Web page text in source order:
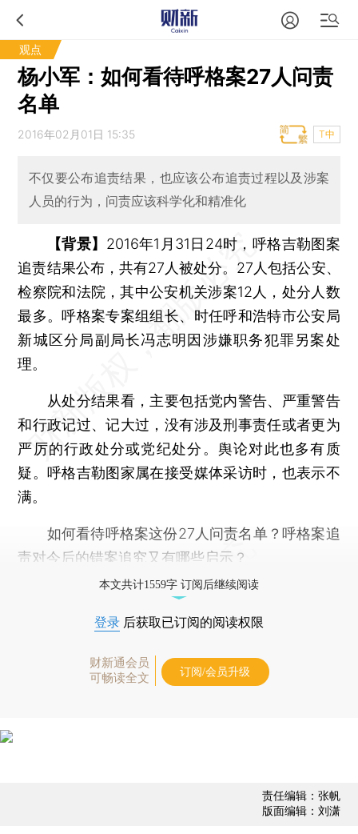
观点
杨小军：如何看待呼格案27人问责
名单
2016年02月01日 15:35 T中
不仅要公布追责结果，也应该公布追责过程以及涉案
人员的行为，问责应该科学化和精准化
【背景】 2016年1月31日24时，呼格吉勒图案
追责结果公布，共有27人被处分。27人包括公安、
检察院和法院，其中公安机关涉案12人，处分人数
最多。呼格案专案组组长、时任呼和浩特市公安局
新城区分局副局长冯志明因涉嫌职务犯罪另案处
理。
从处分结果看，主要包括党内警告、严重警告
和行政记过、记大过，没有涉及刑事责任或者更为
严厉的行政处分或党纪处分。舆论对此也多有质
疑。呼格吉勒图家属在接受媒体采访时，也表示不
满。
如何看待呼格案这份27人问责名单？呼格案追
责对今后的错案追究又有哪些启示？
本文共计1559字 订阅后继续阅读
登录 后获取已订阅的阅读权限
财新通会员
可畅读全文
订阅/会员升级
责任编辑：张帆
版面编辑：刘潇